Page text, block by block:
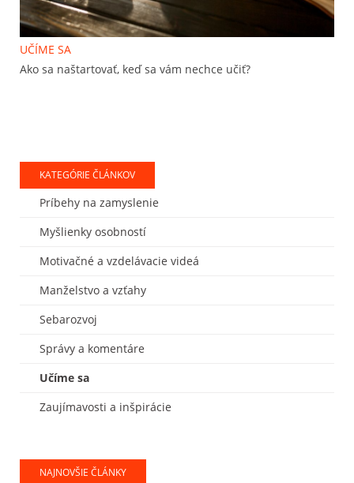
UČÍME SA
Ako sa naštartovať, keď sa vám nechce učiť?
KATEGÓRIE ČLÁNKOV
Príbehy na zamyslenie
Myšlienky osobností
Motivačné a vzdelávacie videá
Manželstvo a vzťahy
Sebarozvoj
Správy a komentáre
Učíme sa
Zaujímavosti a inšpirácie
NAJNOVŠIE ČLÁNKY